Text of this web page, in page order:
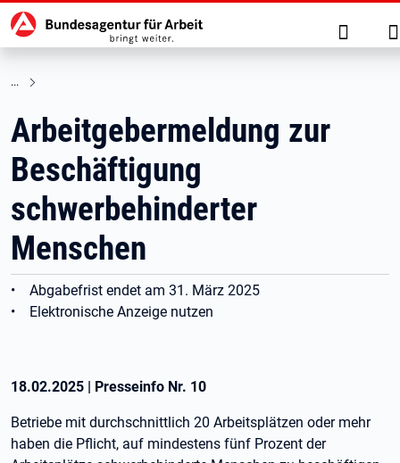
zu den Hauptinhalten springen
Hauptnavigation Suche
Arbeitgebermeldung zur
Beschäftigung
schwerbehinderter
Menschen
• Abgabefrist endet am 31. März 2025
• Elektronische Anzeige nutzen
18.02.2025 | Presseinfo Nr. 10
Betriebe mit durchschnittlich 20 Arbeitsplätzen oder mehr
haben die Pflicht, auf mindestens fünf Prozent der